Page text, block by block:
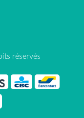
réservés